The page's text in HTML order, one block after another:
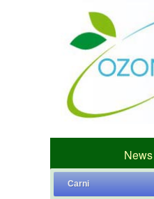
Carni